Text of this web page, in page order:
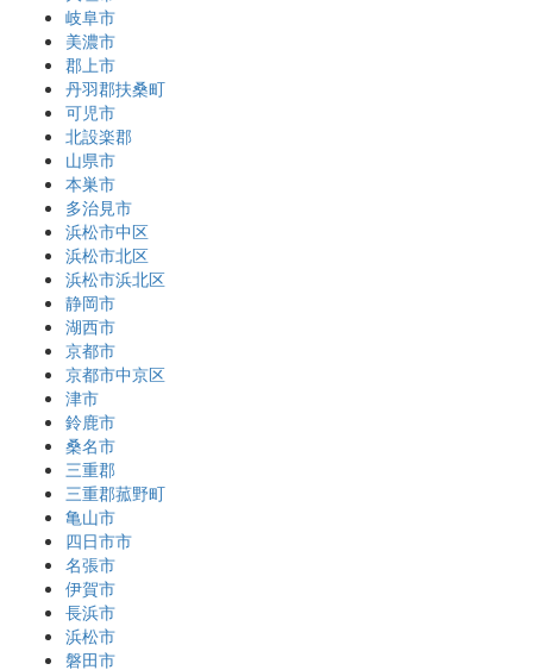
岐阜市
美濃市
郡上市
丹羽郡扶桑町
可児市
北設楽郡
山県市
本巣市
多治見市
浜松市中区
浜松市北区
浜松市浜北区
静岡市
湖西市
京都市
京都市中京区
津市
鈴鹿市
桑名市
三重郡
三重郡菰野町
亀山市
四日市市
名張市
伊賀市
長浜市
浜松市
磐田市